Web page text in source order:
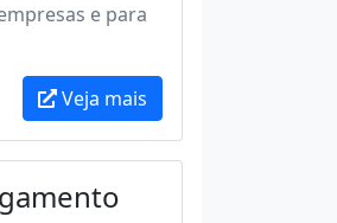
e para
Veja mais